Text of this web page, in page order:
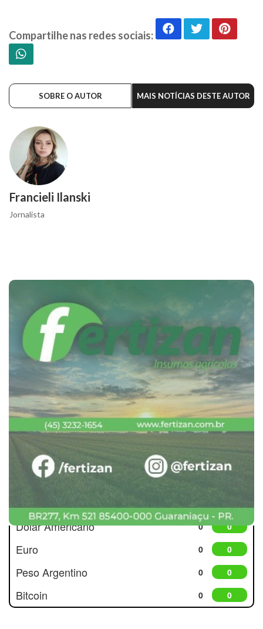
Compartilhe nas redes sociais:
SOBRE O AUTOR MAIS NOTÍCIAS DESTE AUTOR
Francieli Ilanski
Jornalista
Cotações
Dólar Americano 0 0
Euro 0 0
Peso Argentino 0 0
Bitcoin 0 0